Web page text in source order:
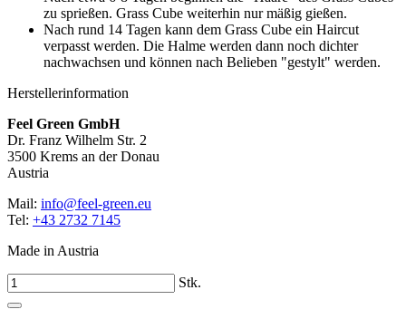
zu sprießen. Grass Cube weiterhin nur mäßig gießen.
Nach rund 14 Tagen kann dem Grass Cube ein Haircut
verpasst werden. Die Halme werden dann noch dichter
nachwachsen und können nach Belieben "gestylt" werden.
Herstellerinformation
Feel Green GmbH
Dr. Franz Wilhelm Str. 2
3500 Krems an der Donau
Austria
Mail: info@feel-green.eu
Tel: +43 2732 7145
Made in Austria
Stk.